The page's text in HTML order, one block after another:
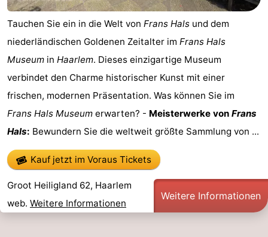
Tauchen Sie ein in die Welt von Frans Hals und dem
niederländischen Goldenen Zeitalter im Frans Hals
Museum in Haarlem. Dieses einzigartige Museum
verbindet den Charme historischer Kunst mit einer
frischen, modernen Präsentation. Was können Sie im
Frans Hals Museum erwarten? - Meisterwerke von Frans
Hals: Bewundern Sie die weltweit größte Sammlung von ...
Kauf jetzt im Voraus Tickets
Groot Heiligland 62, Haarlem
web. Weitere Informationen
Weitere Informationen